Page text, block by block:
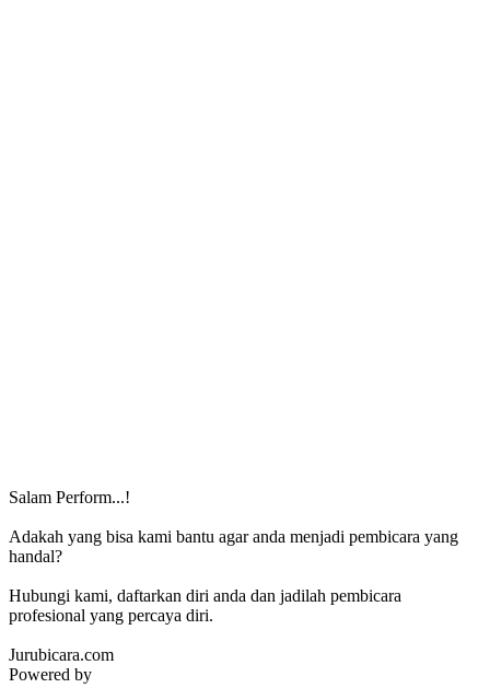
Salam Perform...!
Adakah yang bisa kami bantu agar anda menjadi pembicara yang
handal?
Hubungi kami, daftarkan diri anda dan jadilah pembicara
profesional yang percaya diri.
Jurubicara.com
Powered by